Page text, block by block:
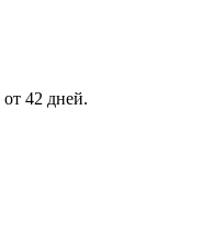
от 42 дней.